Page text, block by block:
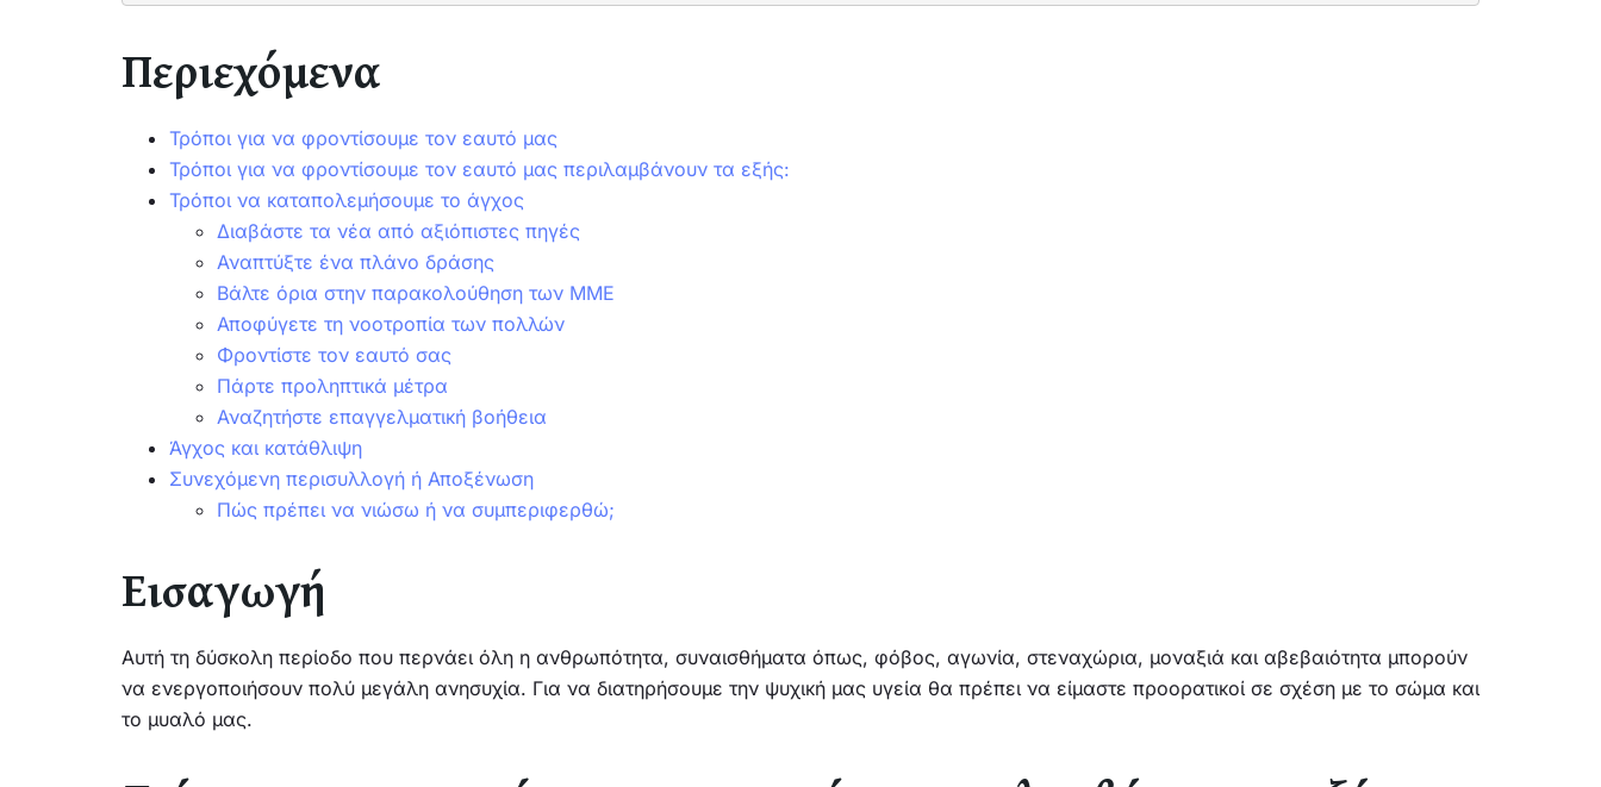
Περιεχόμενα
Τρόποι για να φροντίσουμε τον εαυτό μας
Τρόποι για να φροντίσουμε τον εαυτό μας περιλαμβάνουν τα εξής:
Τρόποι να καταπολεμήσουμε το άγχος
Διαβάστε τα νέα από αξιόπιστες πηγές
Αναπτύξτε ένα πλάνο δράσης
Βάλτε όρια στην παρακολούθηση των ΜΜΕ
Αποφύγετε τη νοοτροπία των πολλών
Φροντίστε τον εαυτό σας
Πάρτε προληπτικά μέτρα
Αναζητήστε επαγγελματική βοήθεια
Άγχος και κατάθλιψη
Συνεχόμενη περισυλλογή ή Αποξένωση
Πώς πρέπει να νιώσω ή να συμπεριφερθώ;
Εισαγωγή
Αυτή τη δύσκολη περίοδο που περνάει όλη η ανθρωπότητα, συναισθήματα όπως, φόβος, αγωνία, στεναχώρια, μοναξιά και αβεβαιότητα μπορούν
να ενεργοποιήσουν πολύ μεγάλη ανησυχία. Για να διατηρήσουμε την ψυχική μας υγεία θα πρέπει να είμαστε προορατικοί σε σχέση με το σώμα και
το μυαλό μας.